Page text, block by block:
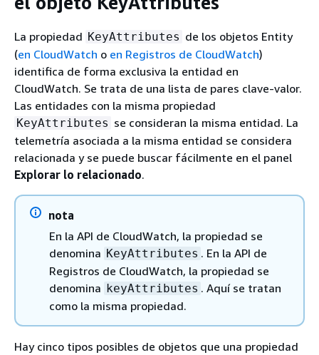
La propiedad KeyAttributes de los objetos Entity
(en CloudWatch o en Registros de CloudWatch)
identifica de forma exclusiva la entidad en
CloudWatch. Se trata de una lista de pares clave-valor.
Las entidades con la misma propiedad
KeyAttributes se consideran la misma entidad. La
telemetría asociada a la misma entidad se considera
relacionada y se puede buscar fácilmente en el panel
Explorar lo relacionado.
nota
En la API de CloudWatch, la propiedad se
denomina KeyAttributes . En la API de
Registros de CloudWatch, la propiedad se
denomina keyAttributes . Aquí se tratan
como la misma propiedad.
Hay cinco tipos posibles de objetos que una propiedad